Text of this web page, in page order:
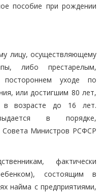
пособие при рождении
лицу, осуществляющему
либо престарелым,
уходе по
или достигшим 80 лет,
в возрасте до 16 лет.
в порядке,
Совета Министров РСФСР
фактически
состоящим в
найма с предприятиями,